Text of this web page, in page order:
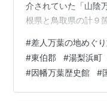
介されていた「山陰
根県と鳥取県の計９
みですが、その途中
場所が数カ所ありま
ます。その時に、何
うから、ブログで残
#差人万葉の地めぐ
#東伯郡 #湯梨浜町
#因幡万葉歴史館 #